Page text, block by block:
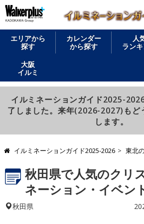
エリアから
探す
カレンダー
から探す
人
ラン
大阪
イルミ
イルミネーションガイド2025-
了しました。来年(2026-2027)もど
します。
イルミネーションガイド2025-2026 東北
秋田県で人気のクリ
ネーション・イベン
秋田県